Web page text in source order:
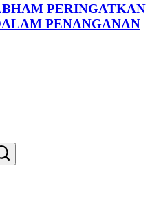
PERINGATKAN
PENANGANAN
Search